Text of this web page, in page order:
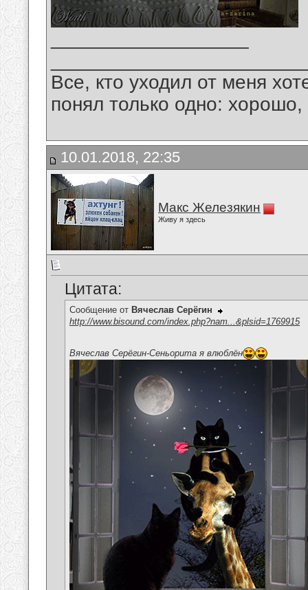
Все, кто уходил от меня
понял только одно:
10.01.2018, 22:35
Макс Железякин
Живу я здесь
Цитата:
Сообщение от Вячеслав Серёгин
http://www.bisound.com/index.php?nam...&plsid=1769915
Вячеслав Серёгин-Сеньорита я влюблён